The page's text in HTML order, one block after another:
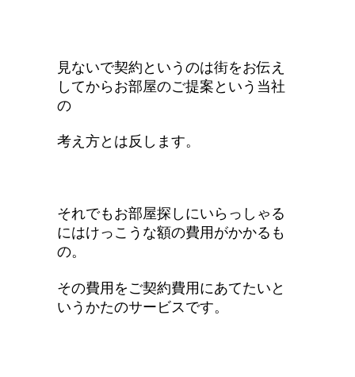
見ないで契約というのは街をお伝え
してからお部屋のご提案 という 当社
の
考え方とは反 します。
それでもお部屋探しにいらっしゃる
にはけっこうな額の費用がかかるも
の。
その費用をご契約費用にあてたいと
いうかたのサービスです。